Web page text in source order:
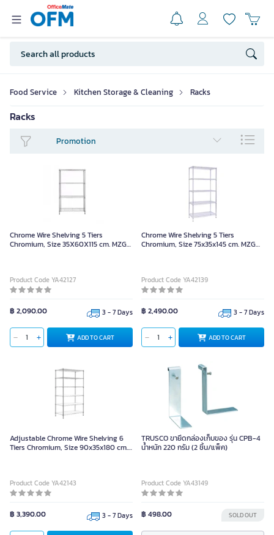
Food Service Kitchen Storage & Cleaning Racks
Racks
Promotion
Chrome Wire Shelving 5 Tiers
Chromium, Size 35X60X115 cm. MZG
Product Code YA42127
฿ 2,090.00 3 - 7 Days
ADD TO CART
Chrome Wire Shelving 5 Tiers
Chromium, Size 75x35x145 cm. MZG
Product Code YA42139
฿ 2,490.00 3 - 7 Days
ADD TO CART
Adjustable Chrome Wire Shelving 6
Tiers Chromium, Size 90x35x180 cm.
Product Code YA42143
฿ 3,390.00 3 - 7 Days
TRUSCO ขายึดกล่องเก็บของ รุ่น CPB-4
น้ำหนัก 220 กรัม (2 ชิ้น/แพ็ค)
Product Code YA43149
฿ 498.00 SOLD OUT